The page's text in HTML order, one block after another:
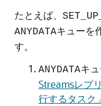
たとえば、
ANYDATAキューを
す。
ANYDATAキ
Streamsレプ
行するタスク」